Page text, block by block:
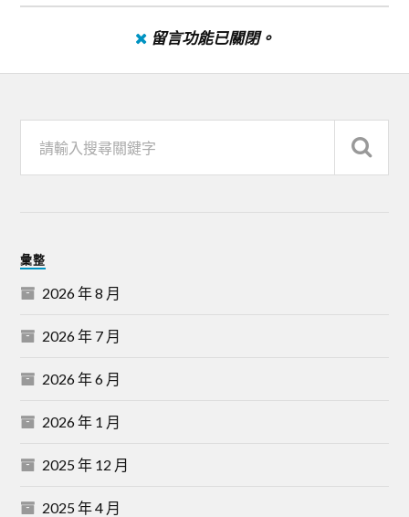
留言功能已關閉。
彙整
2026 年 8 月
2026 年 7 月
2026 年 6 月
2026 年 1 月
2025 年 12 月
2025 年 4 月